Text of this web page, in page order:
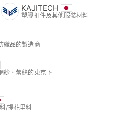
KAJITECH
塑膠扣件及其他服裝材料
織品的製造商
紗、蕾絲的東京下
/提花里料